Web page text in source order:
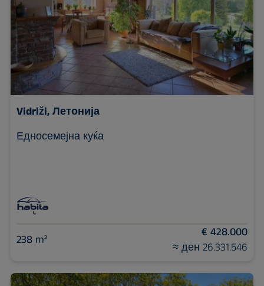
Vidriži, Летонија
Едносемејна куќа
238 m²
€ 428.000
≈ ден 26.331.546